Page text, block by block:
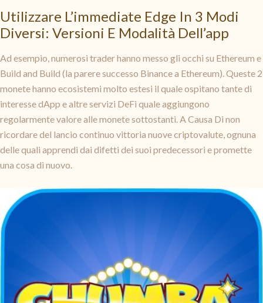
Utilizzare L’immediate Edge In 3 Modi
Diversi: Versioni E Modalità Dell’app
Ad esempio, numerosi trader hanno messo gli occhi su Ethereum e
Build and Build (la parere successo Binance a Ethereum). Queste 2
monete hanno ecosistemi molto estesi il quale ospitano tante di
interesse dApp e altre servizi DeFi quale aggiungono
regolarmente valore alle monete sottostanti. A Causa Di non
ricordare del lancio continuo vittoria nuove criptovalute, ognuna
delle quali apprendi dai difetti dei suoi predecessori e promette
una cosa di nuovo.